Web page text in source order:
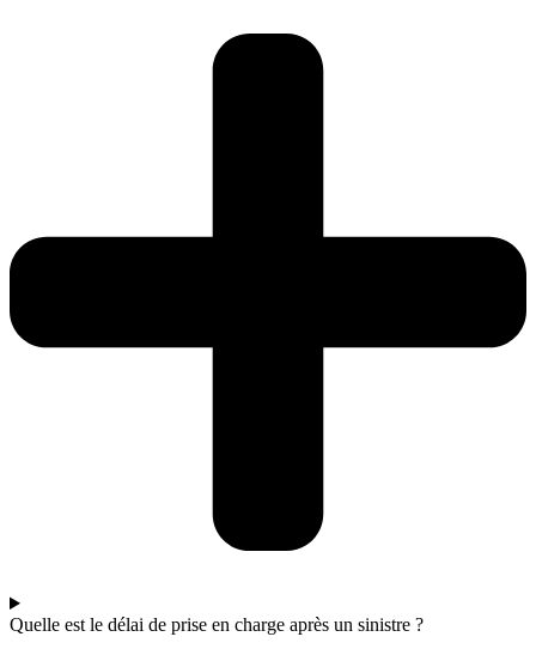
Quelle est le délai de prise en charge après un sinistre ?